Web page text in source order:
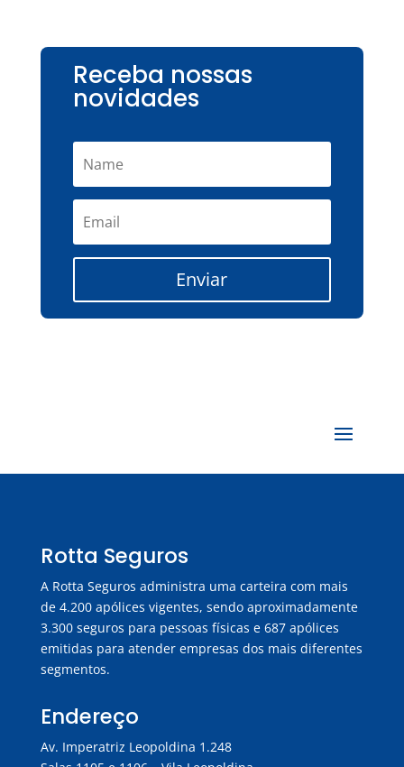
Receba nossas
novidades
Enviar
Rotta Seguros
A Rotta Seguros administra uma carteira com mais
de 4.200 apólices vigentes, sendo aproximadamente
3.300 seguros para pessoas físicas e 687 apólices
emitidas para atender empresas dos mais diferentes
segmentos.
Endereço
Av. Imperatriz Leopoldina 1.248